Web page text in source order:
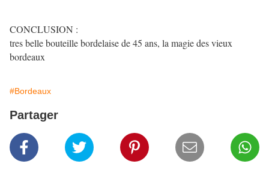
CONCLUSION :
tres belle bouteille bordelaise de 45 ans, la magie des vieux
bordeaux
#Bordeaux
Partager